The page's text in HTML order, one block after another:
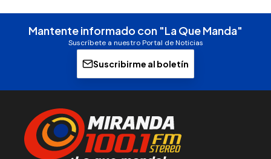
Mantente informado con "La Que Manda"
Suscríbete a nuestro Portal de Noticias
Suscribirme al boletín